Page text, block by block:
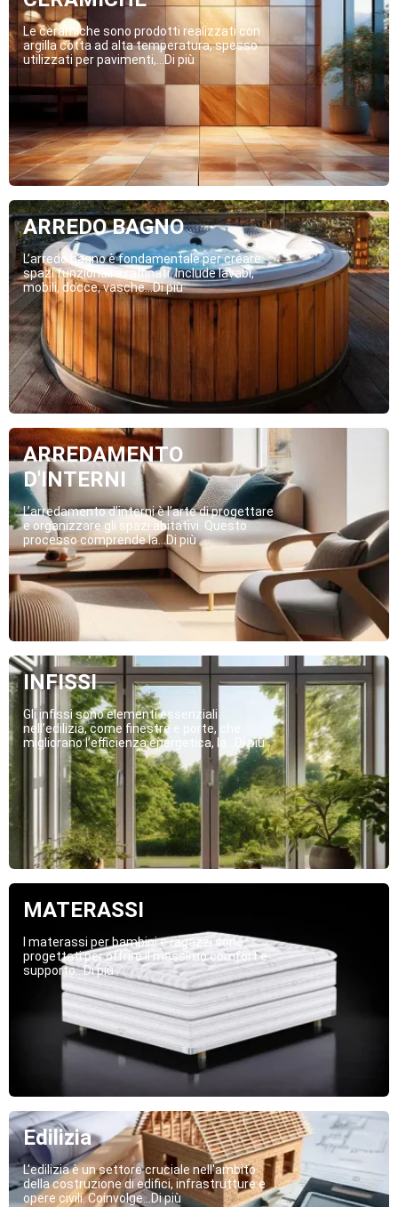
Le ceramiche sono prodotti realizzati con
argilla cotta ad alta temperatura, spesso
utilizzati per pavimenti,...Di più
ARREDO BAGNO
L’arredo bagno è fondamentale per creare
spazi funzionali e raffinati. Include lavabi,
mobili, docce, vasche...Di più
ARREDAMENTO
D'INTERNI
L’arredamento d’interni è l’arte di progettare
e organizzare gli spazi abitativi. Questo
processo comprende la...Di più
INFISSI
Gli infissi sono elementi essenziali
nell’edilizia, come finestre e porte, che
migliorano l’efficienza energetica, la...Di più
MATERASSI
I materassi per bambini e ragazzi sono
progettati per offrire il massimo comfort e
supporto...Di più
Edilizia
L'edilizia è un settore cruciale nell'ambito
della costruzione di edifici, infrastrutture e
opere civili. Coinvolge...Di più